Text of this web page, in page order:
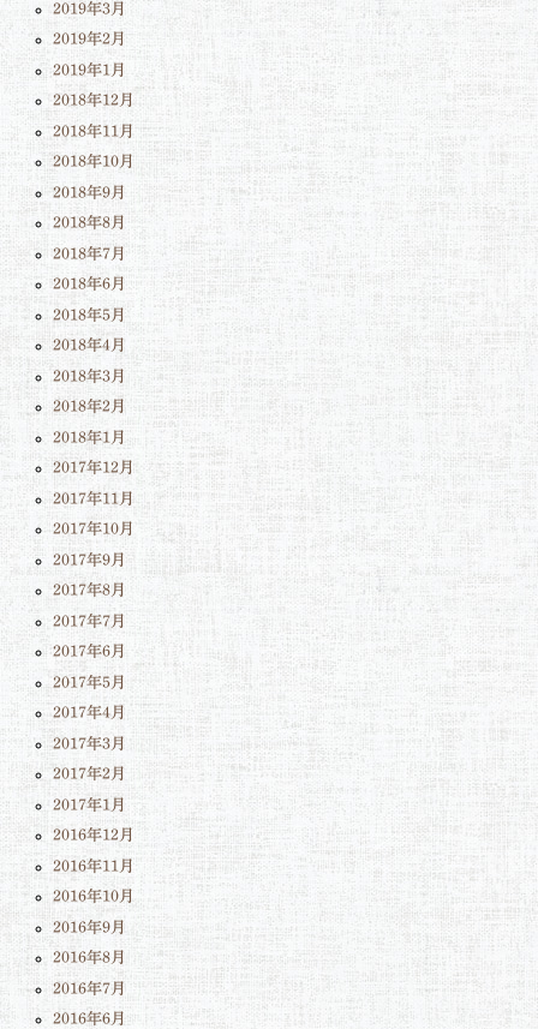
2019年3月
2019年2月
2019年1月
2018年12月
2018年11月
2018年10月
2018年9月
2018年8月
2018年7月
2018年6月
2018年5月
2018年4月
2018年3月
2018年2月
2018年1月
2017年12月
2017年11月
2017年10月
2017年9月
2017年8月
2017年7月
2017年6月
2017年5月
2017年4月
2017年3月
2017年2月
2017年1月
2016年12月
2016年11月
2016年10月
2016年9月
2016年8月
2016年7月
2016年6月